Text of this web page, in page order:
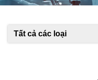
Tất cả các loại